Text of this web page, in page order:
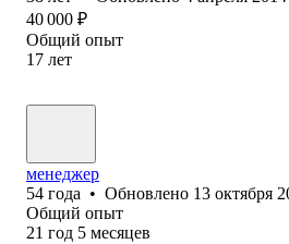
40 000 ₽
Общий опыт
17 лет
менеджер
54 года • Обновлено 13 октября
Общий опыт
21 год 5 месяцев